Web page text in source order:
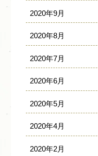
2020年9月
2020年8月
2020年7月
2020年6月
2020年5月
2020年4月
2020年2月